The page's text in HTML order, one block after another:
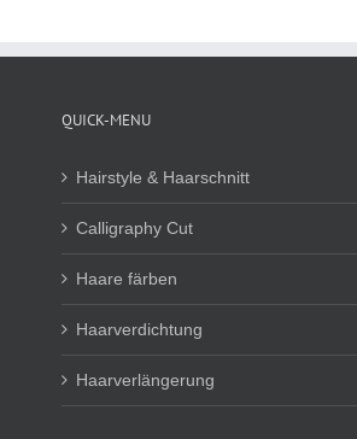
QUICK-MENU
Hairstyle & Haarschnitt
Calligraphy Cut
Haare färben
Haarverdichtung
Haarverlängerung